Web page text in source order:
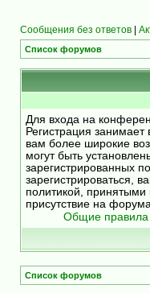
Сообщения без ответов |
Список форумов
Для входа на
Регистрация занимает
вам более широкие
могут быть
зарегистрированных
зарегистрироваться,
политикой,
присутствие на
Общие правила
Список форумов